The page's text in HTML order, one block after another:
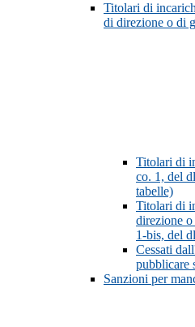
Titolari di
di direzione o di
Titolari di
co. 1, del
tabelle)
Titolari di
direzione
1-bis, del
Cessati
pubblicare
Sanzioni per